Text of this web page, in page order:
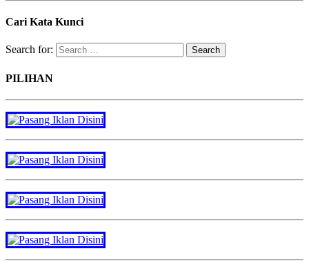
Cari Kata Kunci
Search for:
PILIHAN